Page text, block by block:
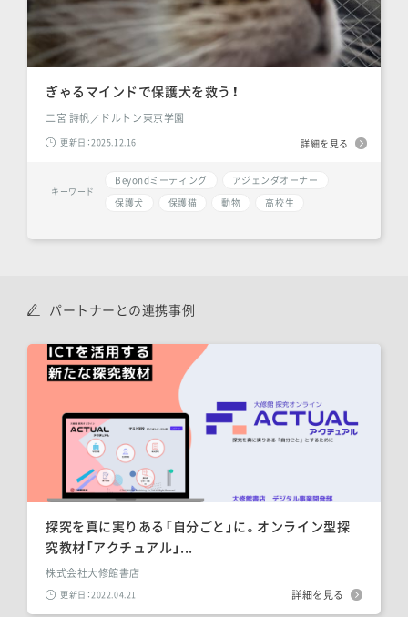
ぎゃるマインドで保護犬を救う！
二宮 詩帆／ドルトン東京学園
更新日：2025.12.16 詳細を見る
キーワード
Beyondミーティング
アジェンダオーナー
保護犬
保護猫 動物 高校生
パートナーとの連携事例
探究を真に実りある「自分ごと」に。オンライン型探
究教材「アクチュアル」...
株式会社大修館書店
更新日：2022.04.21 詳細を見る